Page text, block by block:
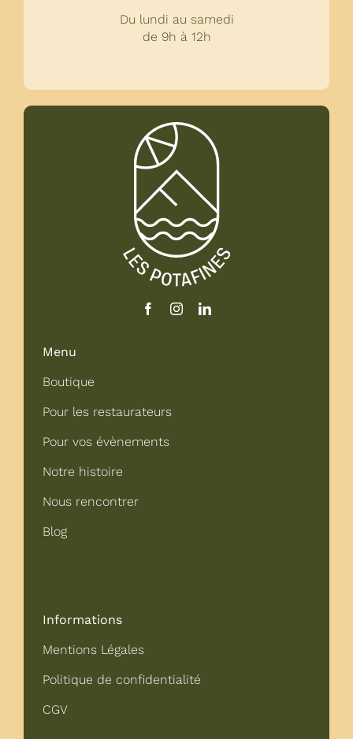
Du lundi au samedi
de 9h à 12h
Menu
Boutique
Pour les restaurateurs
Pour vos évènements
Notre histoire
Nous rencontrer
Blog
Informations
Mentions Légales
Politique de confidentialité
CGV